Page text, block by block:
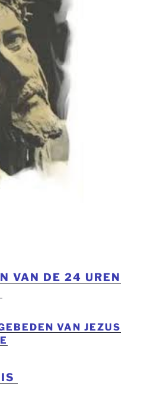
VAN DE 24 UREN
VAN JEZUS